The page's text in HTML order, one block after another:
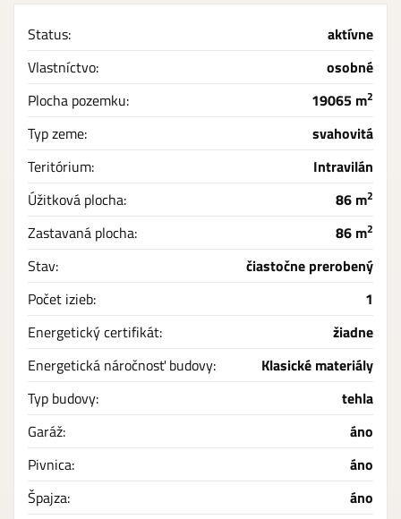
Status:
aktívne
Vlastníctvo:
osobné
Plocha pozemku:
19065 m2
Typ zeme:
svahovitá
Teritórium:
Intravilán
Úžitková plocha:
86 m2
Zastavaná plocha: 86 m2
Stav:
čiastočne prerobený
Počet izieb:
1
Energetický certifikát:
žiadne
Energetická náročnosť budovy:
Klasické materiály
Typ budovy:
tehla
Garáž:
áno
Pivnica:
áno
Špajza:
áno